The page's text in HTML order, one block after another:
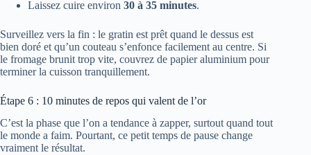
Laissez cuire environ 30 à 35 minutes.
Surveillez vers la fin : le gratin est prêt quand le dessus est
bien doré et qu’un couteau s’enfonce facilement au centre. Si
le fromage brunit trop vite, couvrez de papier aluminium pour
terminer la cuisson tranquillement.
Étape 6 : 10 minutes de repos qui valent de l’or
C’est la phase que l’on a tendance à zapper, surtout quand tout
le monde a faim. Pourtant, ce petit temps de pause change
vraiment le résultat.